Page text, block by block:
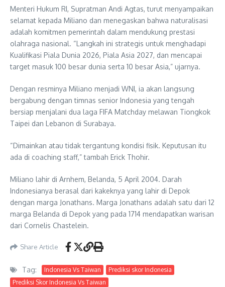
Menteri Hukum RI, Supratman Andi Agtas, turut menyampaikan
selamat kepada Miliano dan menegaskan bahwa naturalisasi
adalah komitmen pemerintah dalam mendukung prestasi
olahraga nasional. “Langkah ini strategis untuk menghadapi
Kualifikasi Piala Dunia 2026, Piala Asia 2027, dan mencapai
target masuk 100 besar dunia serta 10 besar Asia,” ujarnya.
Dengan resminya Miliano menjadi WNI, ia akan langsung
bergabung dengan timnas senior Indonesia yang tengah
bersiap menjalani dua laga FIFA Matchday melawan Tiongkok
Taipei dan Lebanon di Surabaya.
“Dimainkan atau tidak tergantung kondisi fisik. Keputusan itu
ada di coaching staff,” tambah Erick Thohir.
Miliano lahir di Arnhem, Belanda, 5 April 2004. Darah
Indonesianya berasal dari kakeknya yang lahir di Depok
dengan marga Jonathans. Marga Jonathans adalah satu dari 12
marga Belanda di Depok yang pada 1714 mendapatkan warisan
dari Cornelis Chastelein.
Share Article
Tag: Indonesia Vs Taiwan
Prediksi skor Indonesia
Prediksi Skor Indonesia Vs Taiwan